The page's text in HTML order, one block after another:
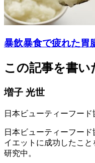
暴飲暴食で疲れた胃
この記事を書い
増子 光世
日本ビューティーフード
日本ビューティーフー
イエットに成功したこ
研究中。